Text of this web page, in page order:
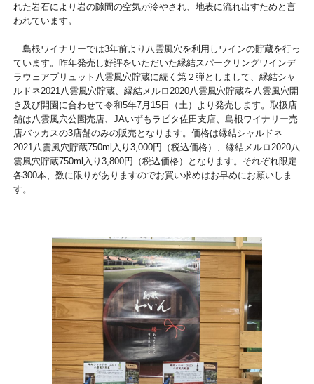
れた岩石により岩の隙間の空気が冷やされ、地表に流れ出すためと言
われています。
島根ワイナリーでは3年前より八雲風穴を利用しワインの貯蔵を行っ
ています。昨年発売し好評をいただいた縁結スパークリングワインデ
ラウェアブリュット八雲風穴貯蔵に続く第２弾としまして、縁結シャ
ルドネ2021八雲風穴貯蔵、縁結メルロ2020八雲風穴貯蔵を八雲風穴開
き及び開園に合わせて令和5年7月15日（土）より発売します。取扱店
舗は八雲風穴公園売店、JAいずもラピタ佐田支店、島根ワイナリー売
店バッカスの3店舗のみの販売となります。価格は縁結シャルドネ
2021八雲風穴貯蔵750ml入り3,000円（税込価格）、縁結メルロ2020八
雲風穴貯蔵750ml入り3,800円（税込価格）となります。それぞれ限定
各300本、数に限りがありますのでお買い求めはお早めにお願いしま
す。